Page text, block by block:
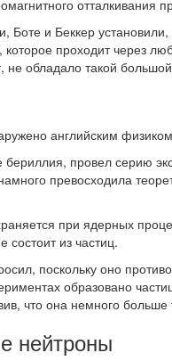
отталкивания
и Беккер
которое проходит через
не обладало такой
английским
бериллия, провел серию
превосходила
при ядерных
состоит из частиц.
поскольку оно
образовано
что она немного
нейтроны